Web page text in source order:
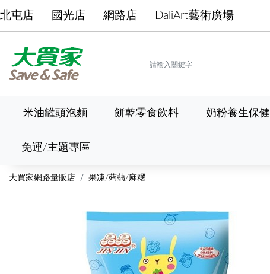
北屯店 國光店 網路店 DaliArt藝術廣場
米油罐頭泡麵 餅乾零食飲料 奶粉養生保健
免運/主題專區
大買家網路量販店 果凍/蒟蒻/麻糬